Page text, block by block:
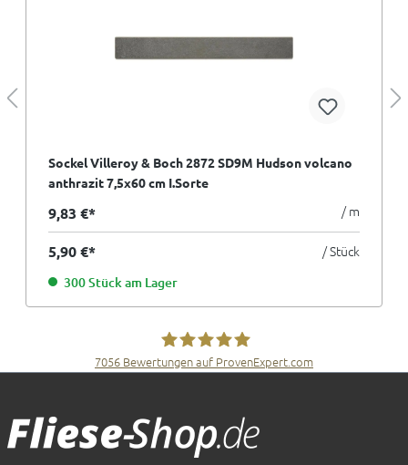
Sockel Villeroy & Boch 2872 SD9M Hudson volcano
anthrazit 7,5x60 cm I.Sorte
9,83 €* / m
5,90 €* / Stück
300 Stück am Lager
7056 Bewertungen auf ProvenExpert.com